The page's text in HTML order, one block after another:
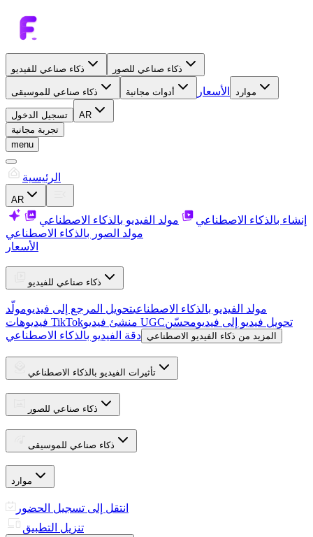
ذكاء صناعي للفيديو ذكاء صناعي للصور
ذكاء صناعي للموسيقى أدوات مجانية الأسعار موارد
تسجيل الدخول
AR
تجربة مجانية
menu
الرئيسية
AR
إنشاء بالذكاء الاصطناعي
مولد الفيديو بالذكاء الاصطناعي
مولد الصور بالذكاء الاصطناعي
الأسعار
ذكاء صناعي للفيديو
مولد الفيديو بالذكاء الاصطناعيتحويل المرجع إلى فيديومولّد
فيديوهات TikTok
منشئ فيديو UGC تحويل فيديو إلى فيديومحسّن
دقة الفيديو بالذكاء الاصطناعي المزيد من ذكاء الفيديو الاصطناعي
تأثيرات الفيديو بالذكاء الاصطناعي
ذكاء صناعي للصور
ذكاء صناعي للموسيقى
موارد
انتقل إلى تسجيل الحضور
تنزيل التطبيق